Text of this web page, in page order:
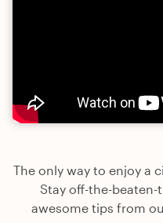
The only way to enjoy a
Stay off-the-
awesome tips from